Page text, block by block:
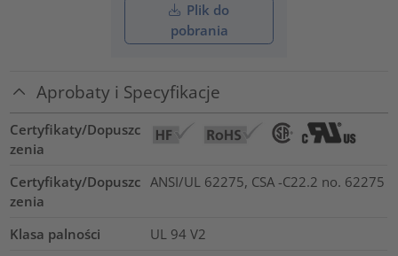
Plik do
pobrania
Aprobaty i Specyfikacje
Certyfikaty/Dopuszc
zenia
Certyfikaty/Dopuszc
zenia
ANSI/UL 62275, CSA -C22.2 no. 62275
Klasa palności
UL 94 V2